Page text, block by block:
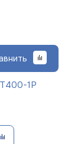
1Р